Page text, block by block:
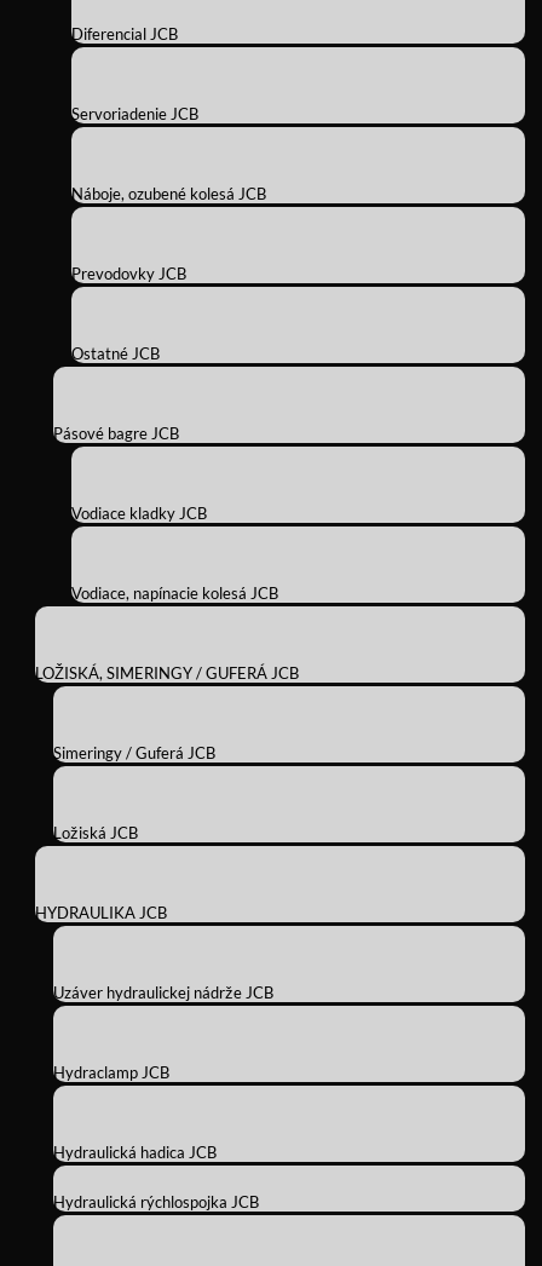
Diferencial JCB
Servoriadenie JCB
Náboje, ozubené kolesá JCB
Prevodovky JCB
Ostatné JCB
Pásové bagre JCB
Vodiace kladky JCB
Vodiace, napínacie kolesá JCB
LOŽISKÁ, SIMERINGY / GUFERÁ JCB
Simeringy / Guferá JCB
Ložiská JCB
HYDRAULIKA JCB
Uzáver hydraulickej nádrže JCB
Hydraclamp JCB
Hydraulická hadica JCB
Hydraulická rýchlospojka JCB